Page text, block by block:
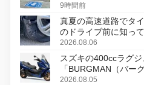
9時間前
真夏の高速道路でタ
のドライブ前に知っ
2026.08.06
スズキの400ccラグ
「BURGMAN（バー
変更し、8月18日に発
2026.08.05